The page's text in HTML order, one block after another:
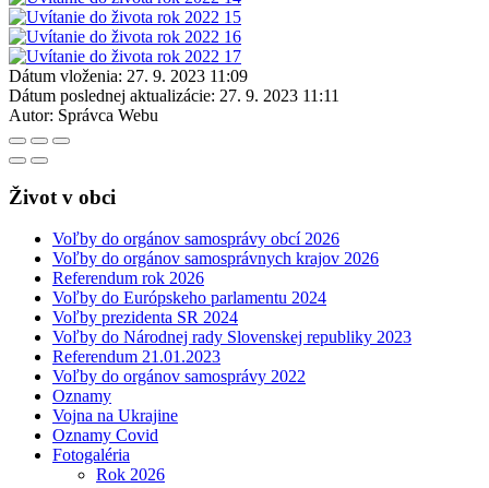
Dátum vloženia: 27. 9. 2023 11:09
Dátum poslednej aktualizácie: 27. 9. 2023 11:11
Autor: Správca Webu
Život v obci
Voľby do orgánov samosprávy obcí 2026
Voľby do orgánov samosprávnych krajov 2026
Referendum rok 2026
Voľby do Európskeho parlamentu 2024
Voľby prezidenta SR 2024
Voľby do Národnej rady Slovenskej republiky 2023
Referendum 21.01.2023
Voľby do orgánov samosprávy 2022
Oznamy
Vojna na Ukrajine
Oznamy Covid
Fotogaléria
Rok 2026